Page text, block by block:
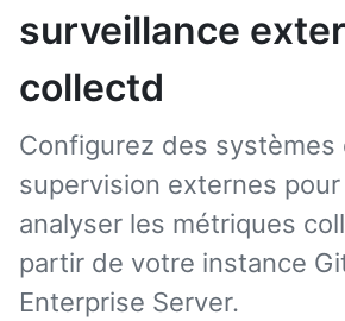
surveillance
collectd
Configurez des systèmes
supervision externes
analyser les métriques
partir de votre instance
Enterprise Server.